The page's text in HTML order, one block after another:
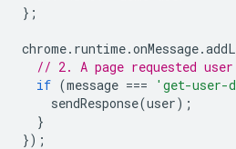
};
chrome. runtime.onMessage.
// 2. A page requested
if (message === 'get-user-
sendResponse(user);
}
});